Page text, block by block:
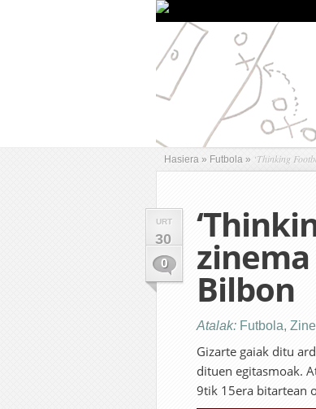
Hasiera » Futbola » ‘Thinking
URT
30
0
Bilbon
Atalak: Futbola,
Gizarte gaiak ditu
dituen egitasmoak.
9tik 15era bitartean